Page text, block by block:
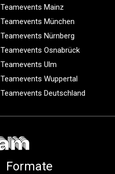
Teamevents Mainz
Teamevents München
Teamevents Nürnberg
Teamevents Osnabrück
Teamevents Ulm
Teamevents Wuppertal
Teamevents Deutschland
Formate